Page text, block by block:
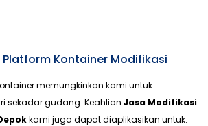
Kontainer Modifikasi
memungkinkan kami untuk
sekadar gudang. Keahlian Jasa Modifikasi
kami juga dapat diaplikasikan untuk: